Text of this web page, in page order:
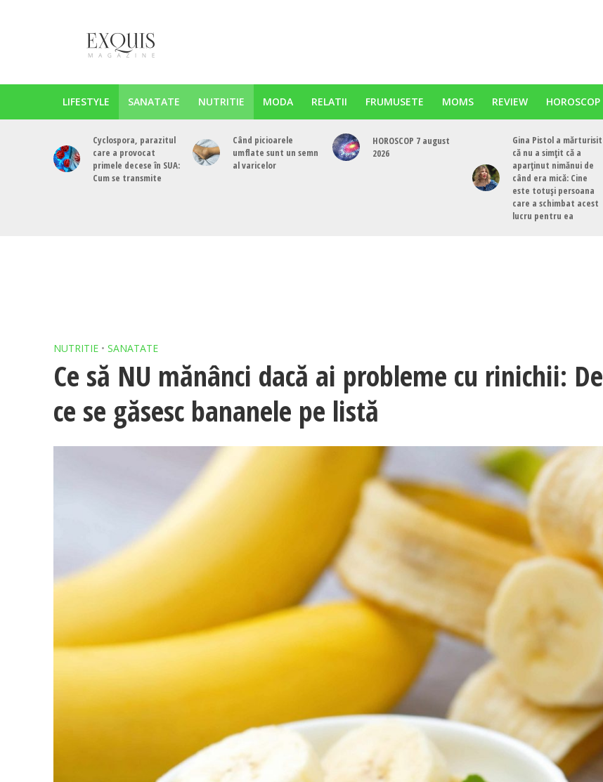
LIFESTYLE SANATATE NUTRITIE MODA RELATII FRUMUSETE MOMS REVIEW HOROSCOP
Cyclospora, parazitul
care a provocat
primele decese în SUA:
Cum se transmite
Când picioarele
umflate sunt un semn
al varicelor
HOROSCOP 7 august
2026
Gina Pistol a mărturisit
că nu a simțit că a
aparținut nimănui de
când era mică: Cine
este totuși persoana
care a schimbat acest
lucru pentru ea
NUTRITIE • SANATATE
Ce să NU mănânci dacă ai probleme cu rinichii: De
ce se găsesc bananele pe listă